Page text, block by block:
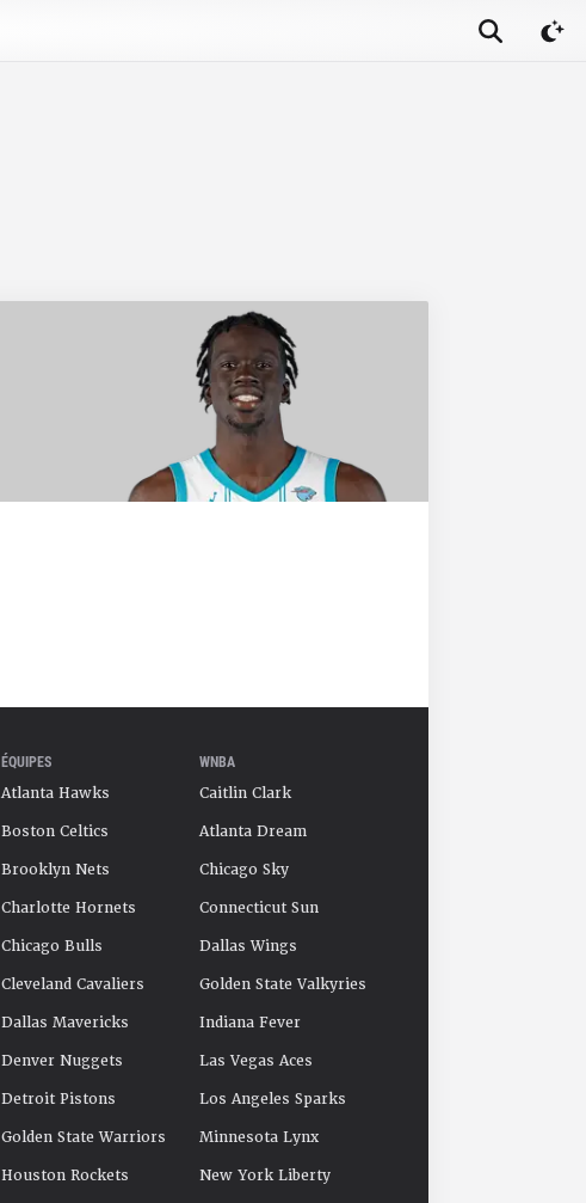
ÉQUIPES
Atlanta Hawks
Boston Celtics
Brooklyn Nets
Charlotte Hornets
Chicago Bulls
Cleveland Cavaliers
Dallas Mavericks
Denver Nuggets
Detroit Pistons
Golden State Warriors
Houston Rockets
WNBA
Caitlin Clark
Atlanta Dream
Chicago Sky
Connecticut Sun
Dallas Wings
Golden State Valkyries
Indiana Fever
Las Vegas Aces
Los Angeles Sparks
Minnesota Lynx
New York Liberty